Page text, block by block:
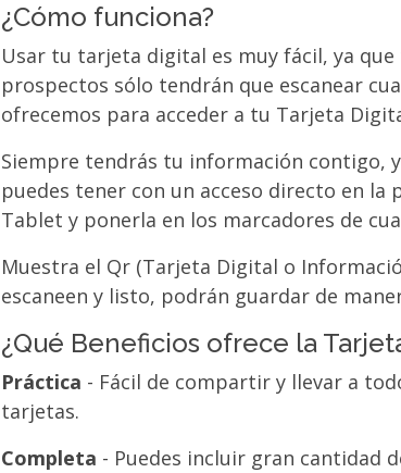
¿Cómo funciona?
Usar tu tarjeta digital es muy fácil, ya
prospectos sólo tendrán que escanear
ofrecemos para acceder a tu Tarjeta
Siempre tendrás tu información contigo,
puedes tener con un acceso directo en la
Tablet y ponerla en los marcadores de
Muestra el Qr (Tarjeta Digital o
escaneen y listo, podrán guardar de
¿Qué Beneficios ofrece la
Práctica - Fácil de compartir y llevar a
tarjetas.
Completa - Puedes incluir gran cantidad